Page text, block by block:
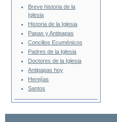
Breve historia de la
Iglesia
Historia de la Iglesia
Papas y Antipapas
Concilios Ecuménicos
Padres de la Iglesia
Doctores de la Iglesia
Antipapas hoy
Herejías
Santos